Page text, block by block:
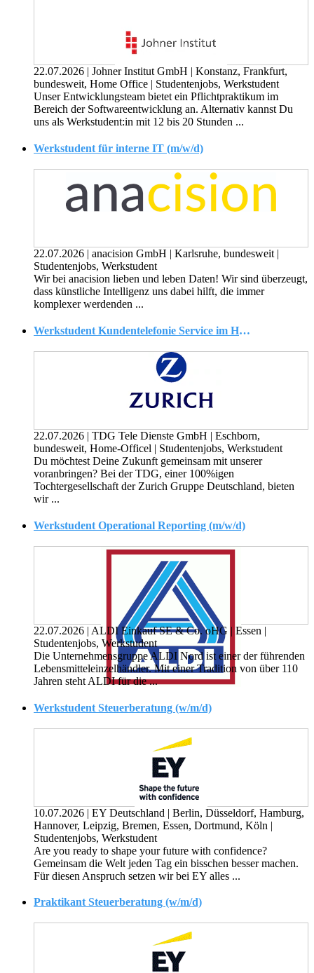
22.07.2026 | Johner Institut GmbH | Konstanz, Frankfurt,
bundesweit, Home Office | Studentenjobs, Werkstudent
Unser Entwicklungsteam bietet ein Pflichtpraktikum im
Bereich der Softwareentwicklung an. Alternativ kannst Du
uns als Werkstudent:in mit 12 bis 20 Stunden ...
Werkstudent für interne IT (m/w/d)
22.07.2026 | anacision GmbH | Karlsruhe, bundesweit |
Studentenjobs, Werkstudent
Wir bei anacision lieben und leben Daten! Wir sind überzeugt,
dass künstliche Intelligenz uns dabei hilft, die immer
komplexer werdenden ...
Werkstudent Kundentelefonie Service im Homeoffice (m/w/d)
22.07.2026 | TDG Tele Dienste GmbH | Eschborn,
bundesweit, Home-Officel | Studentenjobs, Werkstudent
Du möchtest Deine Zukunft gemeinsam mit unserer
voranbringen? Bei der TDG, einer 100%igen
Tochtergesellschaft der Zurich Gruppe Deutschland, bieten
wir ...
Werkstudent Operational Reporting (m/w/d)
22.07.2026 | ALDI Einkauf SE & Co. oHG | Essen |
Studentenjobs, Werkstudent
Die Unternehmensgruppe ALDI Nord ist einer der führenden
Lebensmitteleinzelhändler. Mit einer Tradition von über 110
Jahren steht ALDI für die ...
Werkstudent Steuerberatung (w/m/d)
10.07.2026 | EY Deutschland | Berlin, Düsseldorf, Hamburg,
Hannover, Leipzig, Bremen, Essen, Dortmund, Köln |
Studentenjobs, Werkstudent
Are you ready to shape your future with confidence?
Gemeinsam die Welt jeden Tag ein bisschen besser machen.
Für diesen Anspruch setzen wir bei EY alles ...
Praktikant Steuerberatung (w/m/d)